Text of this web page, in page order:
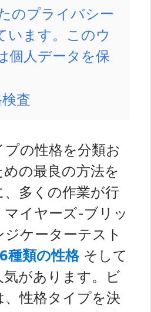
のプライバシー
います。このウ
個人データを保
査
の性格を分類お
の最良の方法を
、多くの作業が行
イヤーズ-ブリッ
ケーターテスト
種類の性格そして
があります。ビ
性格タイプを決